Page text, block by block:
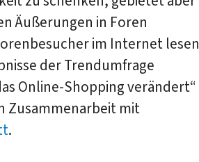
Äußerungen in Foren
im Internet lesen
der Trendumfrage
Online-Shopping verändert“
Zusammenarbeit mit
.